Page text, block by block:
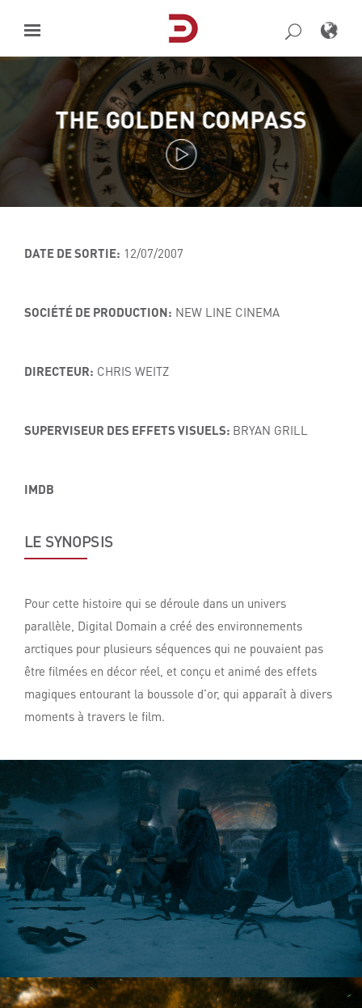
content
THE GOLDEN COMPASS
DATE DE SORTIE: 12/07/2007
SOCIÉTÉ DE PRODUCTION: NEW LINE CINEMA
DIRECTEUR: CHRIS WEITZ
SUPERVISEUR DES EFFETS VISUELS: BRYAN GRILL
IMDB
LE SYNOPSIS
Pour cette histoire qui se déroule dans un univers
parallèle, Digital Domain a créé des environnements
arctiques pour plusieurs séquences qui ne pouvaient pas
être filmées en décor réel, et conçu et animé des effets
magiques entourant la boussole d’or, qui apparaît à divers
moments à travers le film.